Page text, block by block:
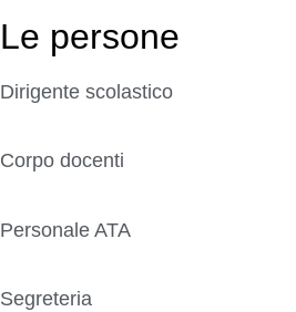
Le persone
Dirigente scolastico
Corpo docenti
Personale ATA
Segreteria